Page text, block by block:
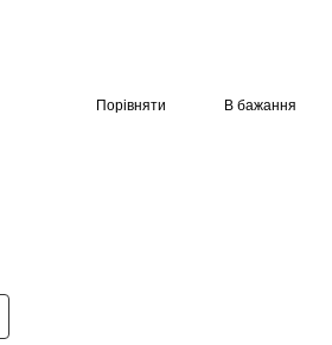
Порівняти В бажання